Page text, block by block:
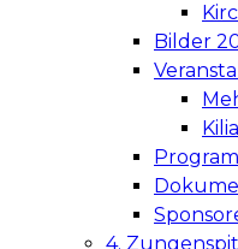
Bilder
4.